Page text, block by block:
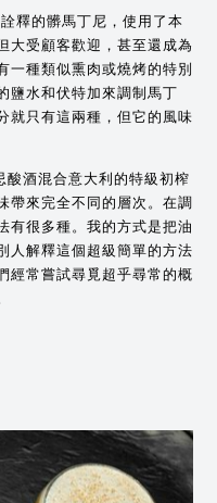
釋的髒馬丁尼，使用了本
大受顧客歡迎，甚至還成為
一種類似熏肉或燒烤的特別
鹽水和伏特加來調制馬丁
就只有這兩種，但它的風味
酒混合意大利的特級初榨
帶來完全不同的層次。在調
有很多種。我的方式是把油
人解釋這個超級簡單的方法
經常嘗試尋覓超乎尋常的概